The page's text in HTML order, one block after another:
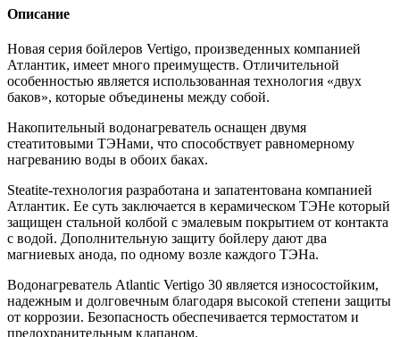
F220-
EC
Описание
Новая серия бойлеров Vertigo, произведенных компанией
Атлантик, имеет много преимуществ. Отличительной
особенностью является использованная технология «двух
баков», которые объединены между собой.
Накопительный водонагреватель оснащен двумя
стеатитовыми ТЭНами, что способствует равномерному
нагреванию воды в обоих баках.
Steatite-технология разработана и запатентована компанией
Атлантик. Ее суть заключается в керамическом ТЭНе который
защищен стальной колбой с эмалевым покрытием от контакта
с водой. Дополнительную защиту бойлеру дают два
магниевых анода, по одному возле каждого ТЭНа.
Водонагреватель Atlantic Vertigo 30 является износостойким,
надежным и долговечным благодаря высокой степени защиты
от коррозии. Безопасность обеспечивается термостатом и
предохранительным клапаном.